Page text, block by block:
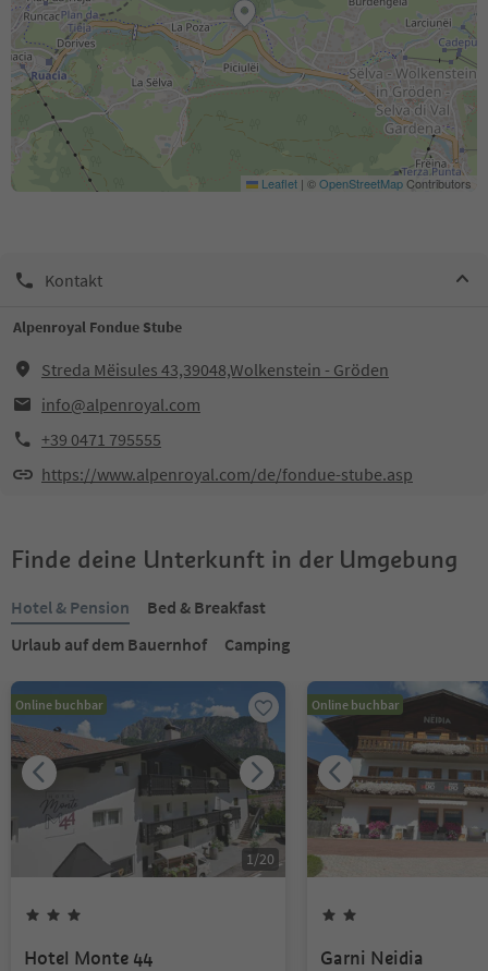
Leaflet | ©OpenStreetMapContributors
Kontakt
Alpenroyal Fondue Stube
Streda Mëisules 43,39048,Wolkenstein - Gröden
info@alpenroyal.com
+39 0471 795555
https://www.alpenroyal.com/de/fondue-stube.asp
Finde deine Unterkunft in der Umgebung
Hotel & Pension
Bed & Breakfast
Urlaub auf dem Bauernhof
Camping
Online buchbar
1/20
Hotel Monte 44
Online buchbar
Garni Neidia